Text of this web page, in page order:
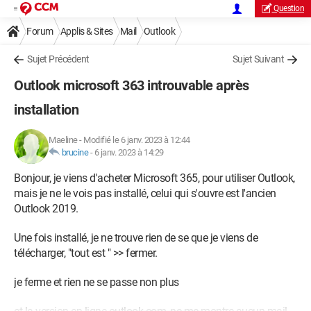
Question
Forum Applis & Sites Mail Outlook
Sujet Précédent Sujet Suivant
Outlook microsoft 363 introuvable après
installation
Maeline- Modifié le 6 janv. 2023 à 12:44
brucine- 6 janv. 2023 à 14:29
Bonjour, je viens d'acheter Microsoft 365, pour utiliser Outlook,
mais je ne le vois pas installé, celui qui s'ouvre est l'ancien
Outlook 2019.
Une fois installé, je ne trouve rien de se que je viens de
télécharger, "tout est " >> fermer.
je ferme et rien ne se passe non plus